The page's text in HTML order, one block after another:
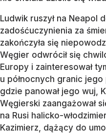
Ludwik ruszył na Neapol
zadośćuczynienia za
zakończyła się
Węgier odwrócił się
Europy i zainteresował
u północnych granic
gdzie panował jego wuj,
Węgierski zaangażował
na Rusi halicko-
Kazimierz, dążący do